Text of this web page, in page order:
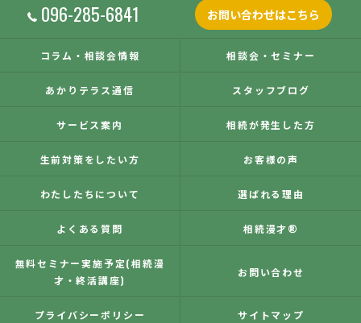
096-285-6841 お問い合わせはこちら
コラム・相談会情報 相談会・セミナー
あかりテラス通信 スタッフブログ
サービス案内 相続が発生した方
生前対策をしたい方 お客様の声
わたしたちについて 選ばれる理由
よくある質問 相続漫才®
無料セミナー実施予定(相続漫
才・終活講座)
お問い合わせ
プライバシーポリシー サイトマップ